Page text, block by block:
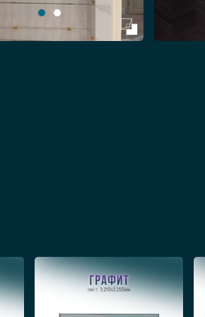
специальной формы на
проводим замеры,